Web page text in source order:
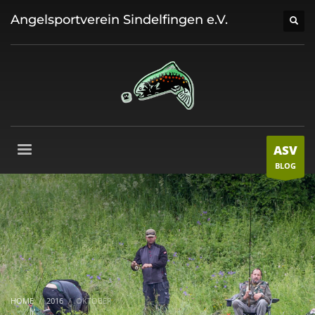
Angelsportverein Sindelfingen e.V.
ASV
BLOG
HOME 2016 OKTOBER